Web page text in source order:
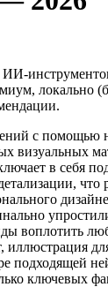
локально
с помощью
визуальных
в себя
что
воплотить
иллюстрация
подходящей
ключевых